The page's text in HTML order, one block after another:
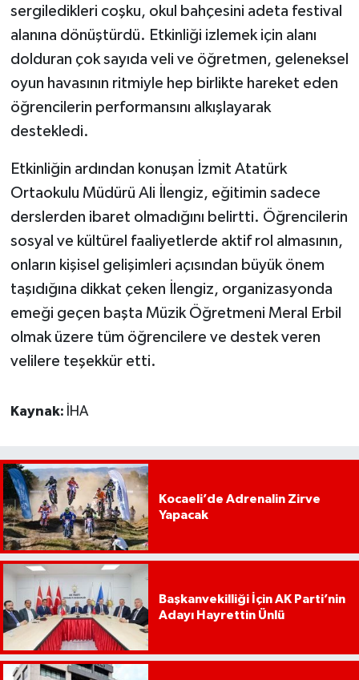
sergiledikleri coşku, okul bahçesini adeta festival
alanına dönüştürdü. Etkinliği izlemek için alanı
dolduran çok sayıda veli ve öğretmen, geleneksel
oyun havasının ritmiyle hep birlikte hareket eden
öğrencilerin performansını alkışlayarak
destekledi.
Etkinliğin ardından konuşan İzmit Atatürk
Ortaokulu Müdürü Ali İlengiz, eğitimin sadece
derslerden ibaret olmadığını belirtti. Öğrencilerin
sosyal ve kültürel faaliyetlerde aktif rol almasının,
onların kişisel gelişimleri açısından büyük önem
taşıdığına dikkat çeken İlengiz, organizasyonda
emeği geçen başta Müzik Öğretmeni Meral Erbil
olmak üzere tüm öğrencilere ve destek veren
velilere teşekkür etti.
Kaynak: İHA
Kocaeli’de Adrenalin Zirve
Yapacak
Başkanvekilliği İçin AK Parti’nin
Adayı Hayrettin Ünlü